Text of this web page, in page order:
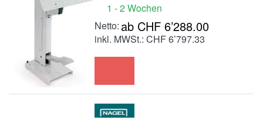
1 - 2 Wochen
ab CHF 6’288.00
inkl. MWSt.: CHF 6’797.33